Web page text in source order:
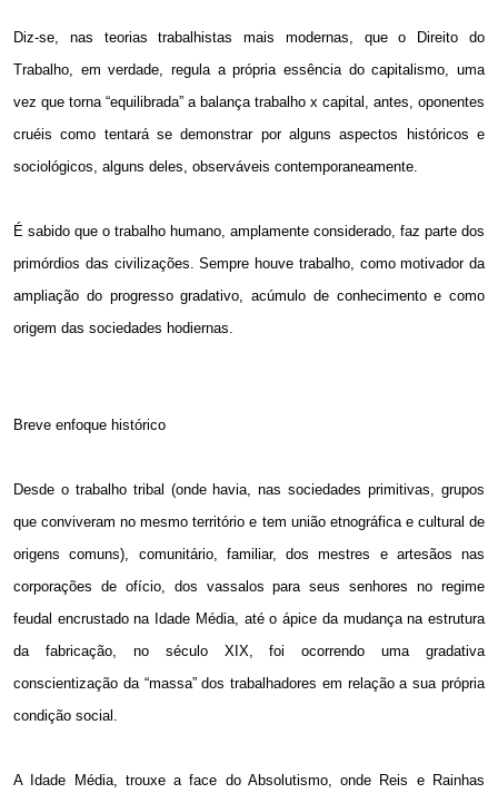
Diz-se, nas teorias trabalhistas mais modernas, que o Direito do
Trabalho, em verdade, regula a própria essência do capitalismo, uma
vez que torna “equilibrada” a balança trabalho x capital, antes, oponentes
cruéis como tentará se demonstrar por alguns aspectos históricos e
sociológicos, alguns deles, observáveis contemporaneamente.
É sabido que o trabalho humano, amplamente considerado, faz parte dos
primórdios das civilizações. Sempre houve trabalho, como motivador da
ampliação do progresso gradativo, acúmulo de conhecimento e como
origem das sociedades hodiernas.
Breve enfoque histórico
Desde o trabalho tribal (onde havia, nas sociedades primitivas, grupos
que conviveram no mesmo território e tem união etnográfica e cultural de
origens comuns), comunitário, familiar, dos mestres e artesãos nas
corporações de ofício, dos vassalos para seus senhores no regime
feudal encrustado na Idade Média, até o ápice da mudança na estrutura
da fabricação, no século XIX, foi ocorrendo uma gradativa
conscientização da “massa” dos trabalhadores em relação a sua própria
condição social.
A Idade Média, trouxe a face do Absolutismo, onde Reis e Rainhas